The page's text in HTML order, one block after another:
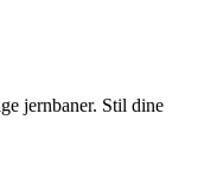
jernbaner. Stil dine